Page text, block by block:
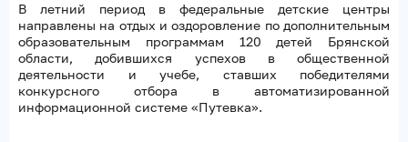
В летний период в федеральные детские центры
направлены на отдых и оздоровление по дополнительным
образовательным программам 120 детей Брянской
области, добившихся успехов в общественной
деятельности и учебе, ставших победителями
конкурсного отбора в автоматизированной
информационной системе «Путевка».